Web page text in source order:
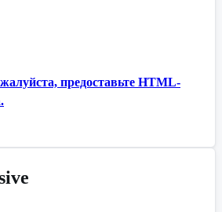
предоставьте HTML-